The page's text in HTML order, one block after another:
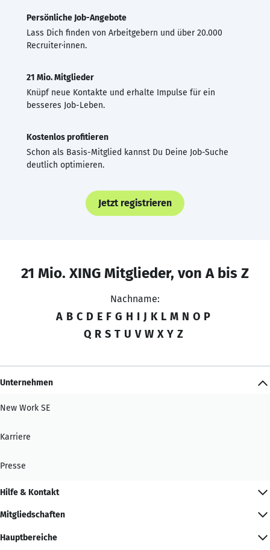
Persönliche Job-Angebote
Lass Dich finden von Arbeitgebern und über 20.000
Recruiter·innen.
21 Mio. Mitglieder
Knüpf neue Kontakte und erhalte Impulse für ein
besseres Job-Leben.
Kostenlos profitieren
Schon als Basis-Mitglied kannst Du Deine Job-Suche
deutlich optimieren.
Jetzt registrieren
21 Mio. XING Mitglieder, von A bis Z
Nachname:
A B C D E F G H I J K L M N O P
Q R S T U V W X Y Z
Unternehmen
New Work SE
Karriere
Presse
Hilfe & Kontakt
Mitgliedschaften
Hauptbereiche